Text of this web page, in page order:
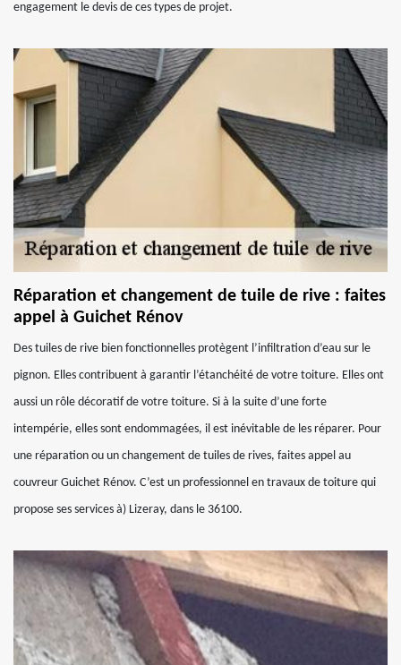
engagement le devis de ces types de projet.
Réparation et changement de tuile de rive : faites
appel à Guichet Rénov
Des tuiles de rive bien fonctionnelles protègent l’infiltration d’eau sur le
pignon. Elles contribuent à garantir l’étanchéité de votre toiture. Elles ont
aussi un rôle décoratif de votre toiture. Si à la suite d’une forte
intempérie, elles sont endommagées, il est inévitable de les réparer. Pour
une réparation ou un changement de tuiles de rives, faites appel au
couvreur Guichet Rénov. C’est un professionnel en travaux de toiture qui
propose ses services à) Lizeray, dans le 36100.